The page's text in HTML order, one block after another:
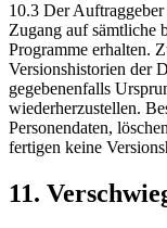
10.3 Der
Zugang auf sämtliche
Programme erhalten.
Versionshistorien der
gegebenenfalls
wiederherzustellen.
Personendaten,
fertigen keine
11.